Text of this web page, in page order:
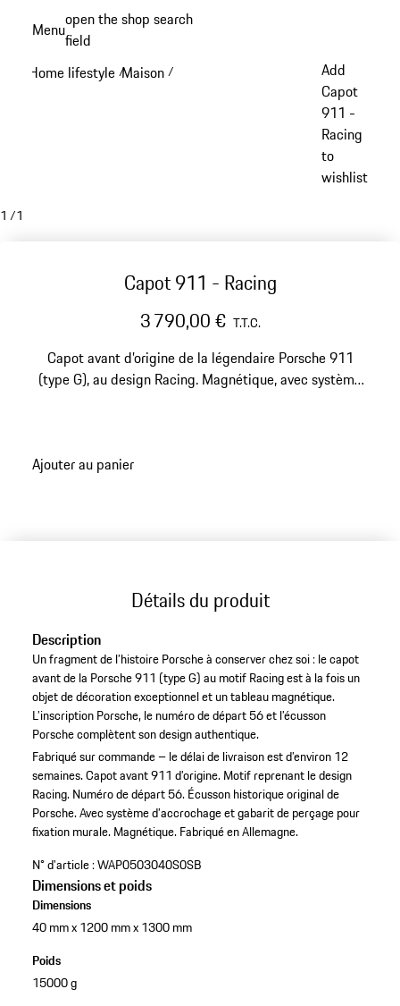
principal
Menuopen the shop search
field
Home lifestyle /Maison /
Add
Capot
911 -
Racing
to
wishlist
1 /1
Capot 911 - Racing
3 790,00 € T.T.C.
Capot avant d’origine de la légendaire Porsche 911
(type G), au design Racing. Magnétique, avec système
Ajouter au panier
Détails du produit
Description
Un fragment de l’histoire Porsche à conserver chez soi : le capot
avant de la Porsche 911 (type G) au motif Racing est à la fois un
objet de décoration exceptionnel et un tableau magnétique.
L’inscription Porsche, le numéro de départ 56 et l’écusson
Porsche complètent son design authentique.
Fabriqué sur commande – le délai de livraison est d’environ 12
semaines.Capot avant 911 d’origine. Motif reprenant le design
Racing. Numéro de départ 56. Écusson historique original de
Porsche.Avec système d’accrochage et gabarit de perçage pour
fixation murale. Magnétique. Fabriqué en Allemagne.
N° d'article :WAP0503040S0SB
Dimensions et poids
Dimensions
40 mm x 1200 mm x 1300 mm
Poids
15000 g